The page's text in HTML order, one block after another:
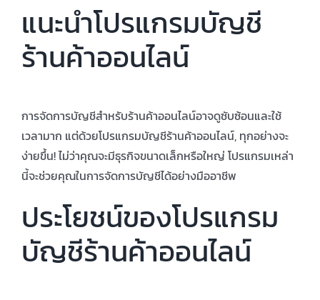
บล็อค
เข้าสู่ระบบ
แนะนำโปรแกรมบัญชี
ร้านค้าออนไลน์
การจัดการบัญชีสำหรับร้านค้าออนไลน์อาจดูซับซ้อนและใช้
เวลามาก แต่ด้วยโปรแกรมบัญชีร้านค้าออนไลน์, ทุกอย่างจะ
ง่ายขึ้น! ไม่ว่าคุณจะมีธุรกิจขนาดเล็กหรือใหญ่ โปรแกรมเหล่า
นี้จะช่วยคุณในการจัดการบัญชีได้อย่างมืออาชีพ
ประโยชน์ของโปรแกรม
บัญชีร้านค้าออนไลน์